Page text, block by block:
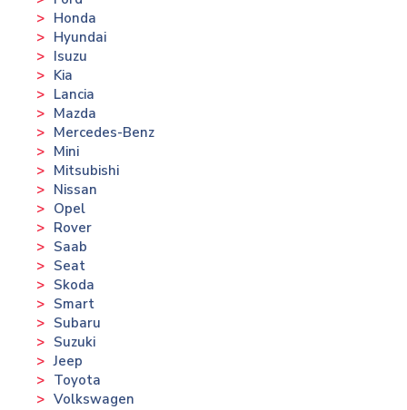
Honda
Hyundai
Isuzu
Kia
Lancia
Mazda
Mercedes-Benz
Mini
Mitsubishi
Nissan
Opel
Rover
Saab
Seat
Skoda
Smart
Subaru
Suzuki
Jeep
Toyota
Volkswagen